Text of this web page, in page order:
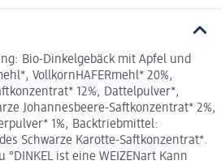
Bio-Dinkelgebäck mit Apfel und
VollkornHAFERmehl* 20%,
12%, Dattelpulver*,
Johannesbeere-Saftkonzentrat* 2%,
1%, Backtriebmittel:
Schwarze Karotte-Saftkonzentrat*.
ist eine WEIZENart Kann